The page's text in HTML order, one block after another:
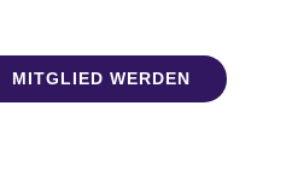
MITGLIED WERDEN